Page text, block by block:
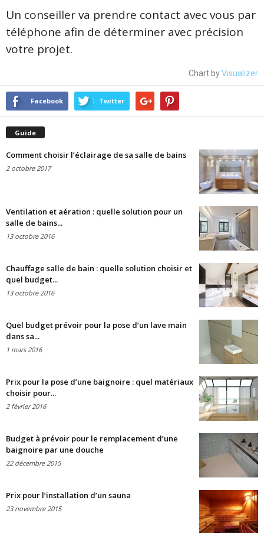
Un conseiller va prendre contact avec vous par
téléphone afin de déterminer avec précision
votre projet.
Chart byVisualizer
Facebook Twitter
Guide
Comment choisir l’éclairage de sa salle de bains
2 octobre 2017
Ventilation et aération : quelle solution pour un
salle de bains...
13 octobre 2016
Chauffage salle de bain : quelle solution choisir et
quel budget...
13 octobre 2016
Quel budget prévoir pour la pose d’un lave main
dans sa...
1 mars 2016
Prix pour la pose d’une baignoire : quel matériaux
choisir pour...
2 février 2016
Budget à prévoir pour le remplacement d’une
baignoire par une douche
22 décembre 2015
Prix pour l’installation d’un sauna
23 novembre 2015